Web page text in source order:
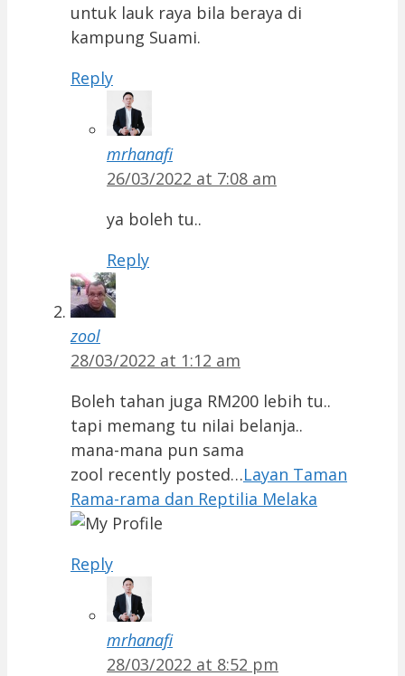
untuk lauk raya bila beraya di
kampung Suami.
Reply
mrhanafi
26/03/2022 at 7:08 am
ya boleh tu..
Reply
zool
28/03/2022 at 1:12 am
Boleh tahan juga RM200 lebih tu..
tapi memang tu nilai belanja..
mana-mana pun sama
zool recently posted…Layan Taman
Rama-rama dan Reptilia Melaka
Reply
mrhanafi
28/03/2022 at 8:52 pm